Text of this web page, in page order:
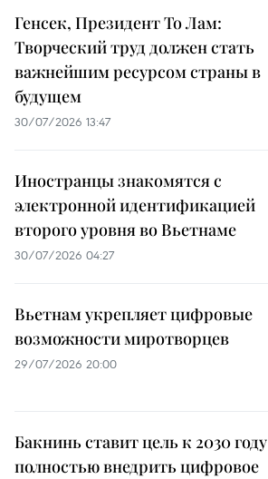
Генсек, Президент То Лам:
Творческий труд должен стать
важнейшим ресурсом страны в
будущем
30/07/2026 13:47
Иностранцы знакомятся с
электронной идентификацией
второго уровня во Вьетнаме
30/07/2026 04:27
Вьетнам укрепляет цифровые
возможности миротворцев
29/07/2026 20:00
Бакнинь ставит цель к 2030 году
полностью внедрить цифровое